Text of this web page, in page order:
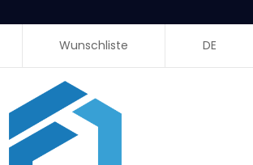
Wunschliste DE